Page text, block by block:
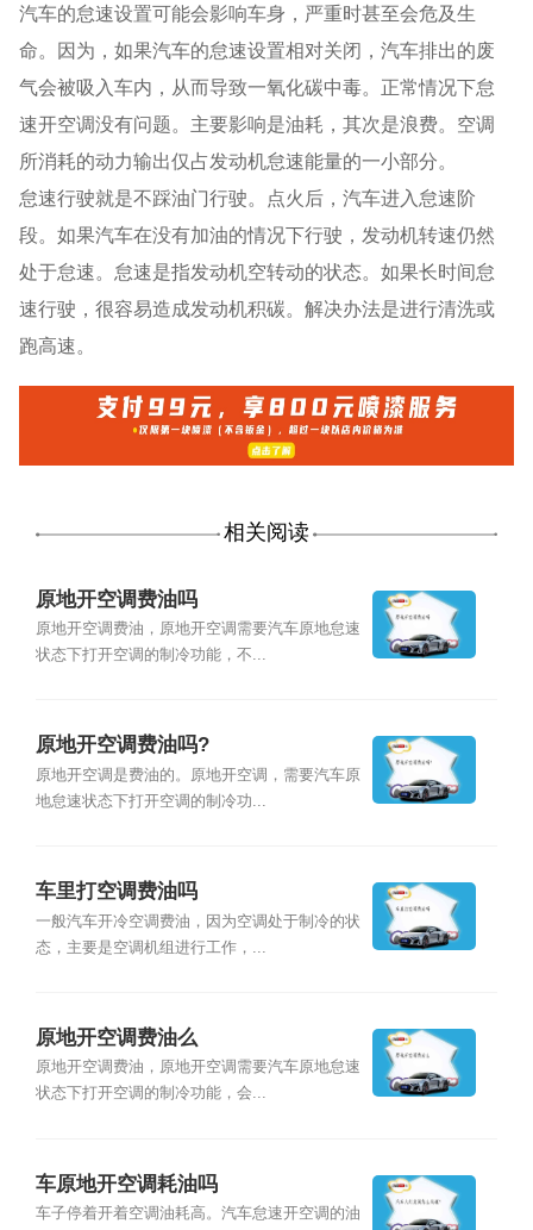
汽车的怠速设置可能会影响车身，严重时甚至会危及生
命。因为，如果汽车的怠速设置相对关闭，汽车排出的废
气会被吸入车内，从而导致一氧化碳中毒。正常情况下怠
速开空调没有问题。主要影响是油耗，其次是浪费。空调
所消耗的动力输出仅占发动机怠速能量的一小部分。
怠速行驶就是不踩油门行驶。点火后，汽车进入怠速阶
段。如果汽车在没有加油的情况下行驶，发动机转速仍然
处于怠速。怠速是指发动机空转动的状态。如果长时间怠
速行驶，很容易造成发动机积碳。解决办法是进行清洗或
跑高速。
相关阅读
原地开空调费油吗
原地开空调费油，原地开空调需要汽车原地怠速
状态下打开空调的制冷功能，不...
原地开空调费油吗?
原地开空调是费油的。原地开空调，需要汽车原
地怠速状态下打开空调的制冷功...
车里打空调费油吗
一般汽车开冷空调费油，因为空调处于制冷的状
态，主要是空调机组进行工作，...
原地开空调费油么
原地开空调费油，原地开空调需要汽车原地怠速
状态下打开空调的制冷功能，会...
车原地开空调耗油吗
车子停着开着空调油耗高。汽车怠速开空调的油